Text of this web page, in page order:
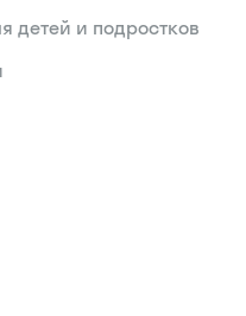
детей и подростков